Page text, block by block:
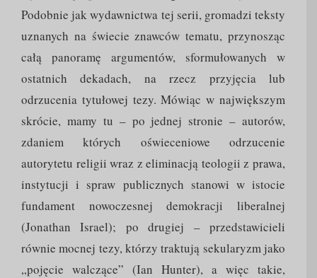
Podobnie jak wydawnictwa tej serii, gromadzi teksty
uznanych na świecie znawców tematu, przynosząc
całą panoramę argumentów, sformułowanych w
ostatnich dekadach, na rzecz przyjęcia lub
odrzucenia tytułowej tezy. Mówiąc w największym
skrócie, mamy tu – po jednej stronie – autorów,
zdaniem których oświeceniowe odrzucenie
autorytetu religii wraz z eliminacją teologii z prawa,
instytucji i spraw publicznych stanowi w istocie
fundament nowoczesnej demokracji liberalnej
(Jonathan Israel); po drugiej – przedstawicieli
równie mocnej tezy, którzy traktują sekularyzm jako
„pojęcie walczące” (Ian Hunter), a więc takie,